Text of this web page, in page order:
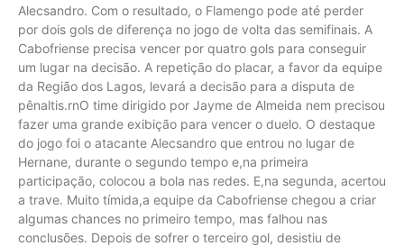
Alecsandro. Com o resultado, o Flamengo pode até perder
por dois gols de diferença no jogo de volta das semifinais. A
Cabofriense precisa vencer por quatro gols para conseguir
um lugar na decisão. A repetição do placar, a favor da equipe
da Região dos Lagos, levará a decisão para a disputa de
pênaltis.rnO time dirigido por Jayme de Almeida nem precisou
fazer uma grande exibição para vencer o duelo. O destaque
do jogo foi o atacante Alecsandro que entrou no lugar de
Hernane, durante o segundo tempo e,na primeira
participação, colocou a bola nas redes. E,na segunda, acertou
a trave. Muito tímida,a equipe da Cabofriense chegou a criar
algumas chances no primeiro tempo, mas falhou nas
conclusões. Depois de sofrer o terceiro gol, desistiu de